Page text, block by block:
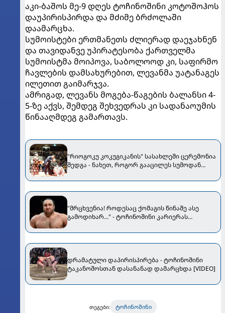
აკი-ბაშოს მე-9 დღეს ტოჩინოშინი კოტოშოჰოს
დაუპირისპირდა და მძიმე ბრძოლაში
დაამარცხა.
სუმოისტები ერთმანეთს ძლიერად დაეჯახნენ
და თავიდანვე უპირატესობა ქართველმა
სუმოისტმა მოიპოვა, საბოლოოდ კი, საფირმო
ჩავლების დამსახურებით, ლევანმა უატანაგეს
ილეთით გაიმარჯვა.
ამრიგად, ლევანს მოგება-წაგების ბალანსი 4-
5-ზე აქვს, შემდეგ შეხვედრას კი სადანაოუმის
წინააღმდეგ გამართავს.
"რიოგოკუ კოკუგიკანის" სასახლეში ცერემონია
შედგა - ნახეთ, როგორ გააცილეს სუმოდან
"მრცხვენია! როდესაც ქომაგის წინაშე ასე
გამოდიხარ..." - ტოჩინოშინი კარიერას
დრამატული დაპირისპირება - ტოჩინოშინი
ტაკანოშოსთან დასანანად დამარცხდა [VIDEO]
თეგები: ტოჩინოშინი